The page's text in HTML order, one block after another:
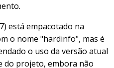
está empacotado na
o nome "hardinfo", mas é
o uso da versão atual
do projeto, embora não